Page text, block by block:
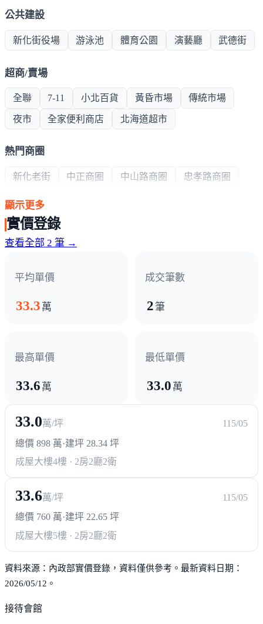
公共建設
新化街役場 游泳池 體育公園 演藝廳 武德街
超商/賣場
全聯 7-11 小北百貨 黃昏市場 傳統市場
夜市 全家便利商店 北海道超市
熱門商圈
新化老街 中正商圈 中山路商圈 忠孝路商圈
醫療機構
消防局
顯示更多
實價登錄
查看全部 2 筆 →
平均單價
33.3 萬
成交筆數
2筆
最高單價
33.6 萬
最低單價
33.0 萬
33.0萬/坪
115/05
總價 898 萬·建坪 28.34 坪
成屋大樓4樓 · 2房2廳2衛
33.6萬/坪
115/05
總價 760 萬·建坪 22.65 坪
成屋大樓5樓 · 2房2廳2衛
資料來源：內政部實價登錄，資料僅供參考。最新資料日期：
2026/05/12。
接待會館